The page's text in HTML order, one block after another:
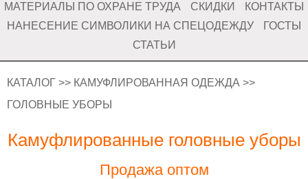
МАТЕРИАЛЫ ПО ОХРАНЕ ТРУДА
СКИДКИ
КОНТАКТЫ
НАНЕСЕНИЕ СИМВОЛИКИ НА СПЕЦОДЕЖДУ
ГОСТЫ
СТАТЬИ
КАТАЛОГ >> КАМУФЛИРОВАННАЯ ОДЕЖДА >>
ГОЛОВНЫЕ УБОРЫ
Камуфлированные головные уборы
Продажа оптом